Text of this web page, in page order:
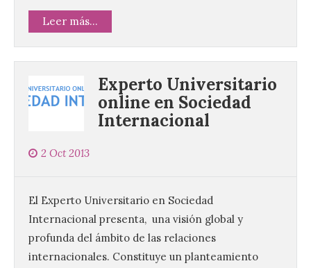
Leer más...
Experto Universitario
online en Sociedad
Internacional
2 Oct 2013
El Experto Universitario en Sociedad
Internacional presenta, una visión global y
profunda del ámbito de las relaciones
internacionales. Constituye un planteamiento
después de los incendios
del año pasado
9 Ago 2026